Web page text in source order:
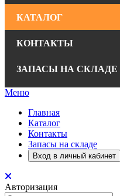
КАТАЛОГ
КОНТАКТЫ
ЗАПАСЫ НА СКЛАДЕ
Меню
Главная
Каталог
Контакты
Запасы на складе
Вход в личный кабинет
Авторизация